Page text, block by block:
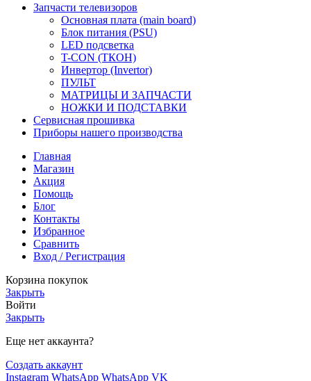
Запчасти телевизоров
Основная плата (main board)
Блок питания (PSU)
LED подсветка
T-CON (ТКОН)
Инвертор (Invertor)
ПУЛЬТ
МАТРИЦЫ И ЗАПЧАСТИ
НОЖКИ И ПОДСТАВКИ
Сервисная прошивка
Приборы нашего производства
Главная
Магазин
Акция
Помощь
Блог
Контакты
Избранное
Сравнить
Вход / Регистрация
Корзина покупок
Закрыть
Войти
Закрыть
Еще нет аккаунта?
Создать аккаунт
Instagram WhatsApp WhatsApp VK